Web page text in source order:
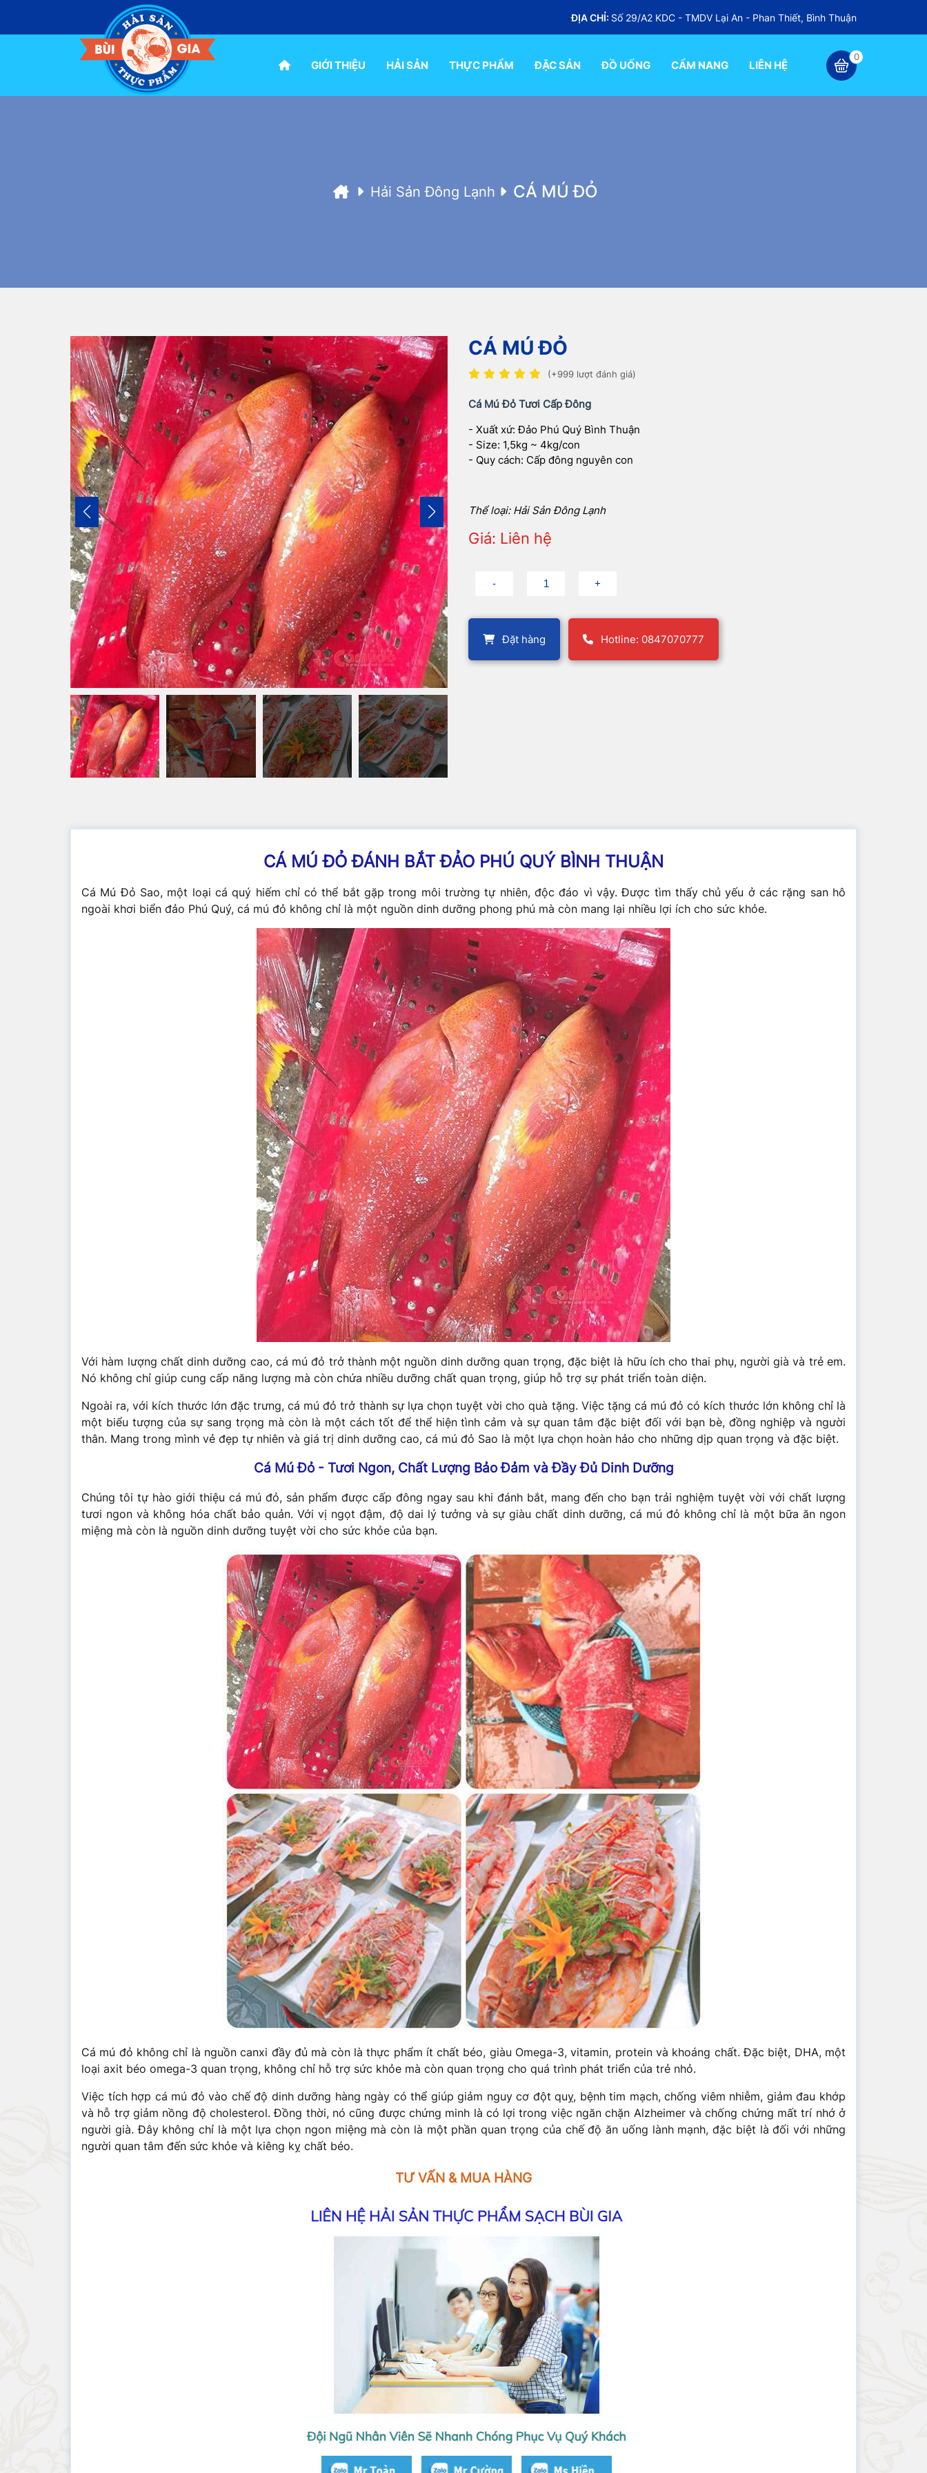
ĐỊA CHỈ: Số 29/A2 KDC - TMDV Lại An - Phan Thiết, Bình Thuận
GIỚI THIỆU HẢI SẢN THỰC PHẨM ĐẶC SẢN ĐỒ UỐNG CẨM NANG LIÊN HỆ
0
Hải Sản Đông Lạnh CÁ MÚ ĐỎ
CÁ MÚ ĐỎ
(+999 lượt đánh giá)
Cá Mú Đỏ Tươi Cấp Đông
- Xuất xứ: Đảo Phú Quý Bình Thuận
- Size: 1,5kg ~ 4kg/con
- Quy cách: Cấp đông nguyên con
Thể loại: Hải Sản Đông Lạnh
Giá: Liên hệ
Đặt hàng Hotline: 0847070777
CÁ MÚ ĐỎ ĐÁNH BẮT ĐẢO PHÚ QUÝ BÌNH THUẬN
Cá Mú Đỏ Sao, một loại cá quý hiếm chỉ có thể bắt gặp trong môi trường tự nhiên, độc đáo vì vậy. Được tìm thấy chủ yếu ở các rặng san hô
ngoài khơi biển đảo Phú Quý, cá mú đỏ không chỉ là một nguồn dinh dưỡng phong phú mà còn mang lại nhiều lợi ích cho sức khỏe.
Với hàm lượng chất dinh dưỡng cao, cá mú đỏ trở thành một nguồn dinh dưỡng quan trọng, đặc biệt là hữu ích cho thai phụ, người già và trẻ em.
Nó không chỉ giúp cung cấp năng lượng mà còn chứa nhiều dưỡng chất quan trọng, giúp hỗ trợ sự phát triển toàn diện.
Ngoài ra, với kích thước lớn đặc trưng, cá mú đỏ trở thành sự lựa chọn tuyệt vời cho quà tặng. Việc tặng cá mú đỏ có kích thước lớn không chỉ là
một biểu tượng của sự sang trọng mà còn là một cách tốt để thể hiện tình cảm và sự quan tâm đặc biệt đối với bạn bè, đồng nghiệp và người
thân. Mang trong mình vẻ đẹp tự nhiên và giá trị dinh dưỡng cao, cá mú đỏ Sao là một lựa chọn hoàn hảo cho những dịp quan trọng và đặc biệt.
Cá Mú Đỏ - Tươi Ngon, Chất Lượng Bảo Đảm và Đầy Đủ Dinh Dưỡng
Chúng tôi tự hào giới thiệu cá mú đỏ, sản phẩm được cấp đông ngay sau khi đánh bắt, mang đến cho bạn trải nghiệm tuyệt vời với chất lượng
tươi ngon và không hóa chất bảo quản. Với vị ngọt đậm, độ dai lý tưởng và sự giàu chất dinh dưỡng, cá mú đỏ không chỉ là một bữa ăn ngon
miệng mà còn là nguồn dinh dưỡng tuyệt vời cho sức khỏe của bạn.
Cá mú đỏ không chỉ là nguồn canxi đầy đủ mà còn là thực phẩm ít chất béo, giàu Omega-3, vitamin, protein và khoáng chất. Đặc biệt, DHA, một
loại axit béo omega-3 quan trọng, không chỉ hỗ trợ sức khỏe mà còn quan trọng cho quá trình phát triển của trẻ nhỏ.
Việc tích hợp cá mú đỏ vào chế độ dinh dưỡng hàng ngày có thể giúp giảm nguy cơ đột quỵ, bệnh tim mạch, chống viêm nhiễm, giảm đau khớp
và hỗ trợ giảm nồng độ cholesterol. Đồng thời, nó cũng được chứng minh là có lợi trong việc ngăn chặn Alzheimer và chống chứng mất trí nhớ ở
người già. Đây không chỉ là một lựa chọn ngon miệng mà còn là một phần quan trọng của chế độ ăn uống lành mạnh, đặc biệt là đối với những
người quan tâm đến sức khỏe và kiêng kỵ chất béo.
TƯ VẤN & MUA HÀNG